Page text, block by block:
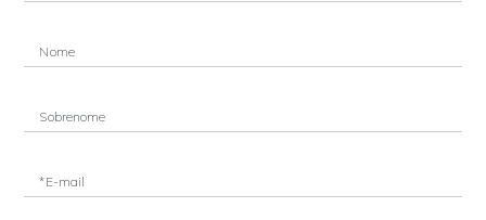
Nome
Sobrenome
*E-mail